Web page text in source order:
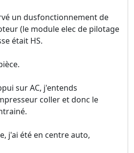
un dusfonctionnement de
(le module elec de pilotage
était HS.
sur AC, j'entends
coller et donc le
j'ai été en centre auto,